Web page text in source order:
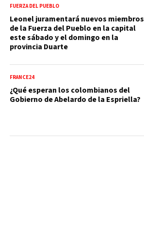
FUERZA DEL PUEBLO
Leonel juramentará nuevos miembros
de la Fuerza del Pueblo en la capital
este sábado y el domingo en la
provincia Duarte
FRANCE24
¿Qué esperan los colombianos del
Gobierno de Abelardo de la Espriella?